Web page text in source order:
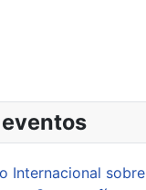
Internacional sobre